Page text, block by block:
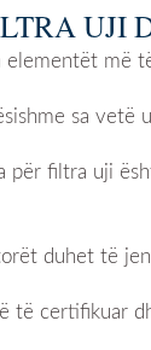
UJI
më
sa
filtra uji
duhet të
të certifikuar